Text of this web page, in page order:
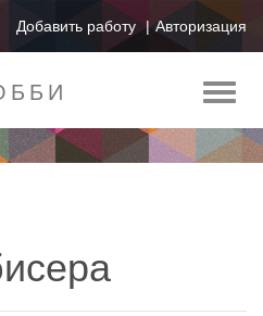
Добавить работу Авторизация